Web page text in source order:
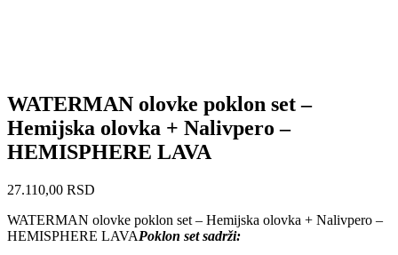
WATERMAN olovke poklon set –
Hemijska olovka + Nalivpero –
HEMISPHERE LAVA
27.110,00 RSD
WATERMAN olovke poklon set – Hemijska olovka + Nalivpero –
HEMISPHERE LAVAPoklon set sadrži: